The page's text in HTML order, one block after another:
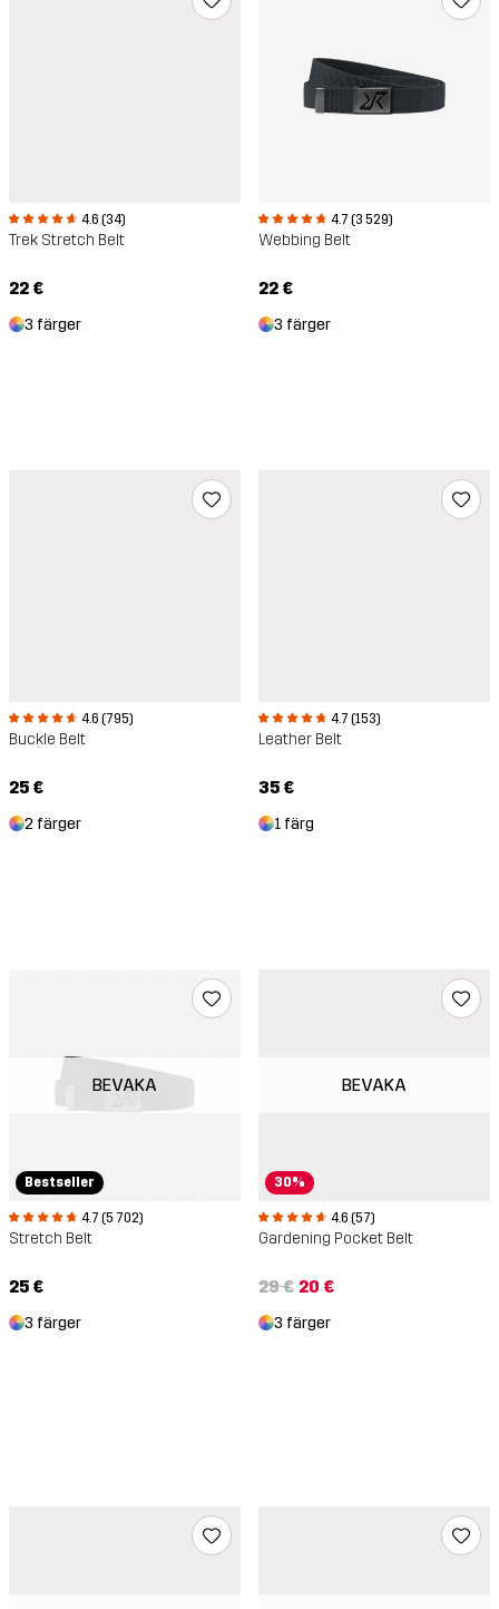
4.6 (34)
Trek Stretch Belt
22 €
3 färger
4.7 (3 529)
Webbing Belt
22 €
3 färger
4.6 (795)
Buckle Belt
25 €
2 färger
4.7 (153)
Leather Belt
35 €
1 färg
Bestseller
BEVAKA
4.7 (5 702)
Stretch Belt
25 €
3 färger
30%
BEVAKA
4.6 (57)
Gardening Pocket Belt
29 € 20 €
3 färger